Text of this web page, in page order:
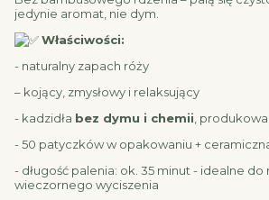
jedynie aromat, nie dym.
Właściwości:
- naturalny zapach róży
– kojący, zmysłowy i relaksujący
- kadzidła bez dymu i chemii ,
- 50 patyczków w opakowaniu +
- długość palenia: ok. 35 minut - idealne do
wieczornego wyciszenia